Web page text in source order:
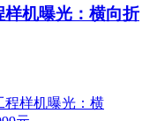
机曝光：横向折